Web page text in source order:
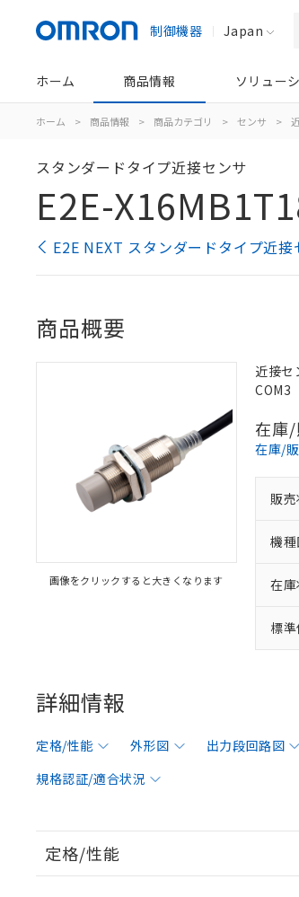
制御機器 Japan
ホーム 商品情報 ソリュー
ホーム > 商品情報 > 商品カテゴリ > センサ >
スタンダードタイプ近接センサ
E2E-
E2E NEXT スタンダードタイプ近
商品概要
画像をクリックすると大きくなります
近接セ
COM3
在庫
在庫/
販
機
在
標
詳細情報
定格/性能 外形図 出力段回路図
規格認証/適合状況
定格/性能